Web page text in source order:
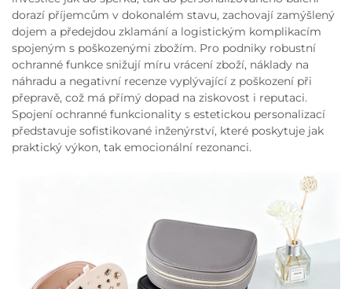
dorazí příjemcům v dokonalém stavu, zachovají zamýšlený
dojem a předejdou zklamání a logistickým komplikacím
spojeným s poškozenými zbožím. Pro podniky robustní
ochranné funkce snižují míru vrácení zboží, náklady na
náhradu a negativní recenze vyplývající z poškození při
přepravě, což má přímý dopad na ziskovost i reputaci.
Spojení ochranné funkcionality s estetickou personalizací
představuje sofistikované inženýrství, které poskytuje jak
praktický výkon, tak emocionální rezonanci.